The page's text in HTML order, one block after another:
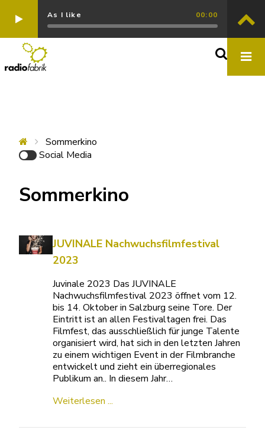
As I like 00:00
Sommerkino
Social Media
Sommerkino
JUVINALE Nachwuchsfilmfestival
2023
Juvinale 2023 Das JUVINALE
Nachwuchsfilmfestival 2023 öffnet vom 12.
bis 14. Oktober in Salzburg seine Tore. Der
Eintritt ist an allen Festivaltagen frei. Das
Filmfest, das ausschließlich für junge Talente
organisiert wird, hat sich in den letzten Jahren
zu einem wichtigen Event in der Filmbranche
entwickelt und zieht ein überregionales
Publikum an.. In diesem Jahr…
Weiterlesen ...